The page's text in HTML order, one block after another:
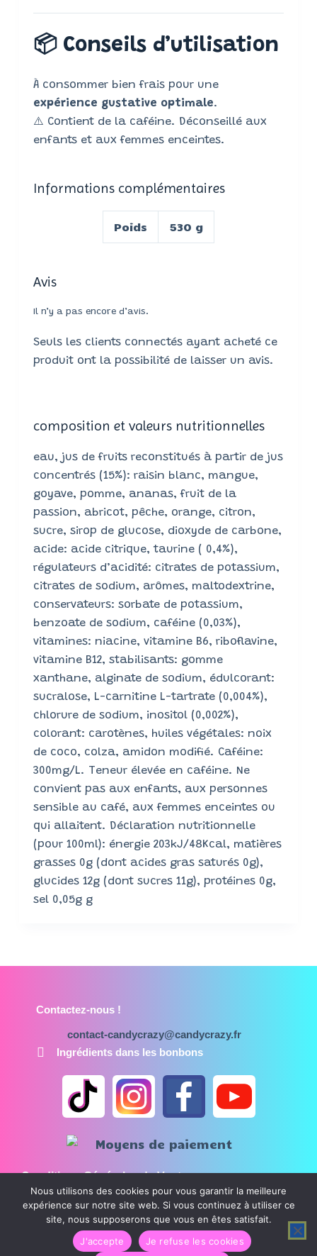
📦 Conseils d’utilisation
À consommer bien frais pour une
expérience gustative optimale.
⚠️ Contient de la caféine. Déconseillé aux
enfants et aux femmes enceintes.
Informations complémentaires
Poids 530 g
Avis
Il n’y a pas encore d’avis.
Seuls les clients connectés ayant acheté ce
produit ont la possibilité de laisser un avis.
composition et valeurs nutritionnelles
eau, jus de fruits reconstitués à partir de jus
concentrés (15%): raisin blanc, mangue,
goyave, pomme, ananas, fruit de la
passion, abricot, pêche, orange, citron,
sucre, sirop de glucose, dioxyde de carbone,
acide: acide citrique, taurine ( 0,4%),
régulateurs d’acidité: citrates de potassium,
citrates de sodium, arômes, maltodextrine,
conservateurs: sorbate de potassium,
benzoate de sodium, caféine (0,03%),
vitamines: niacine, vitamine B6, riboflavine,
vitamine B12, stabilisants: gomme
xanthane, alginate de sodium, édulcorant:
sucralose, L-carnitine L-tartrate (0,004%),
chlorure de sodium, inositol (0,002%),
colorant: carotènes, huiles végétales: noix
de coco, colza, amidon modifié. Caféine:
300mg/L. Teneur élevée en caféine. Ne
convient pas aux enfants, aux personnes
sensible au café, aux femmes enceintes ou
qui allaitent. Déclaration nutritionnelle
(pour 100ml): énergie 203kJ/48Kcal, matières
grasses 0g (dont acides gras saturés 0g),
glucides 12g (dont sucres 11g), protéines 0g,
sel 0,05g g
Contactez-nous !
contact-candycrazy@candycrazy.fr
Ingrédients dans les bonbons
Conditions Générales de Vente
Mentions légales
Politique de confidentialité
CandyCrazy © Tous droits réservés
Nous utilisons des cookies pour vous garantir la meilleure
expérience sur notre site web. Si vous continuez à utiliser ce
site, nous supposerons que vous en êtes satisfait.
J'accepte
Je refuse les cookies